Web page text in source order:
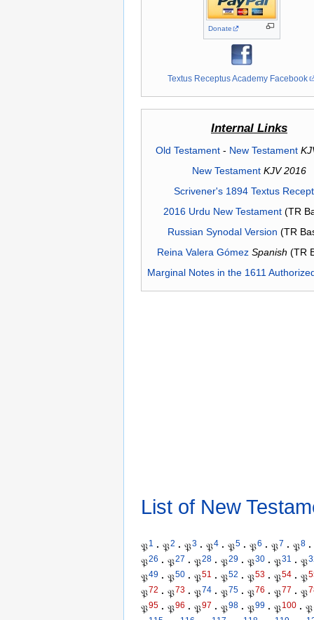
Donate
Textus Receptus Academy Facebook
Internal Links
Old Testament- New Testament
New Testament KJV 2016
Scrivener's 1894 Textus
2016 Urdu New Testament(TR
Russian Synodal Version (TR
Reina Valera Gómez Spanish (TR
Marginal Notes in the 1611
List of New
𝔓1 · 𝔓2 · 𝔓3 · 𝔓4 · 𝔓5 · 𝔓6 · 𝔓7 · 𝔓8 ·
𝔓26 · 𝔓27 · 𝔓28 · 𝔓29 · 𝔓30 · 𝔓31 · 𝔓
𝔓49 · 𝔓50 · 𝔓51 · 𝔓52 · 𝔓53 · 𝔓54 · 𝔓
𝔓72 · 𝔓73 · 𝔓74 · 𝔓75 · 𝔓76 · 𝔓77 · 𝔓
𝔓95 · 𝔓96 · 𝔓97 · 𝔓98 · 𝔓99 · 𝔓100 · 𝔓